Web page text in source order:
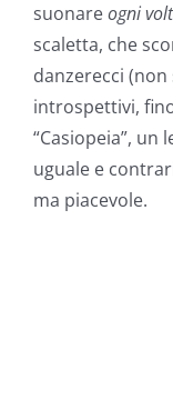
suonareogni
scaletta, che
danzerecci
introspettivi,
“Casiopeia”,
uguale e
ma piacevole.